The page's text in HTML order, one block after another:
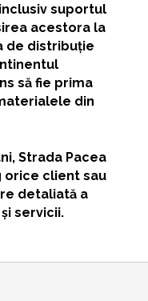
suportul
acestora la
de distribuție
să fie prima
din
Strada Pacea
orice client sau
detaliată a
servicii.